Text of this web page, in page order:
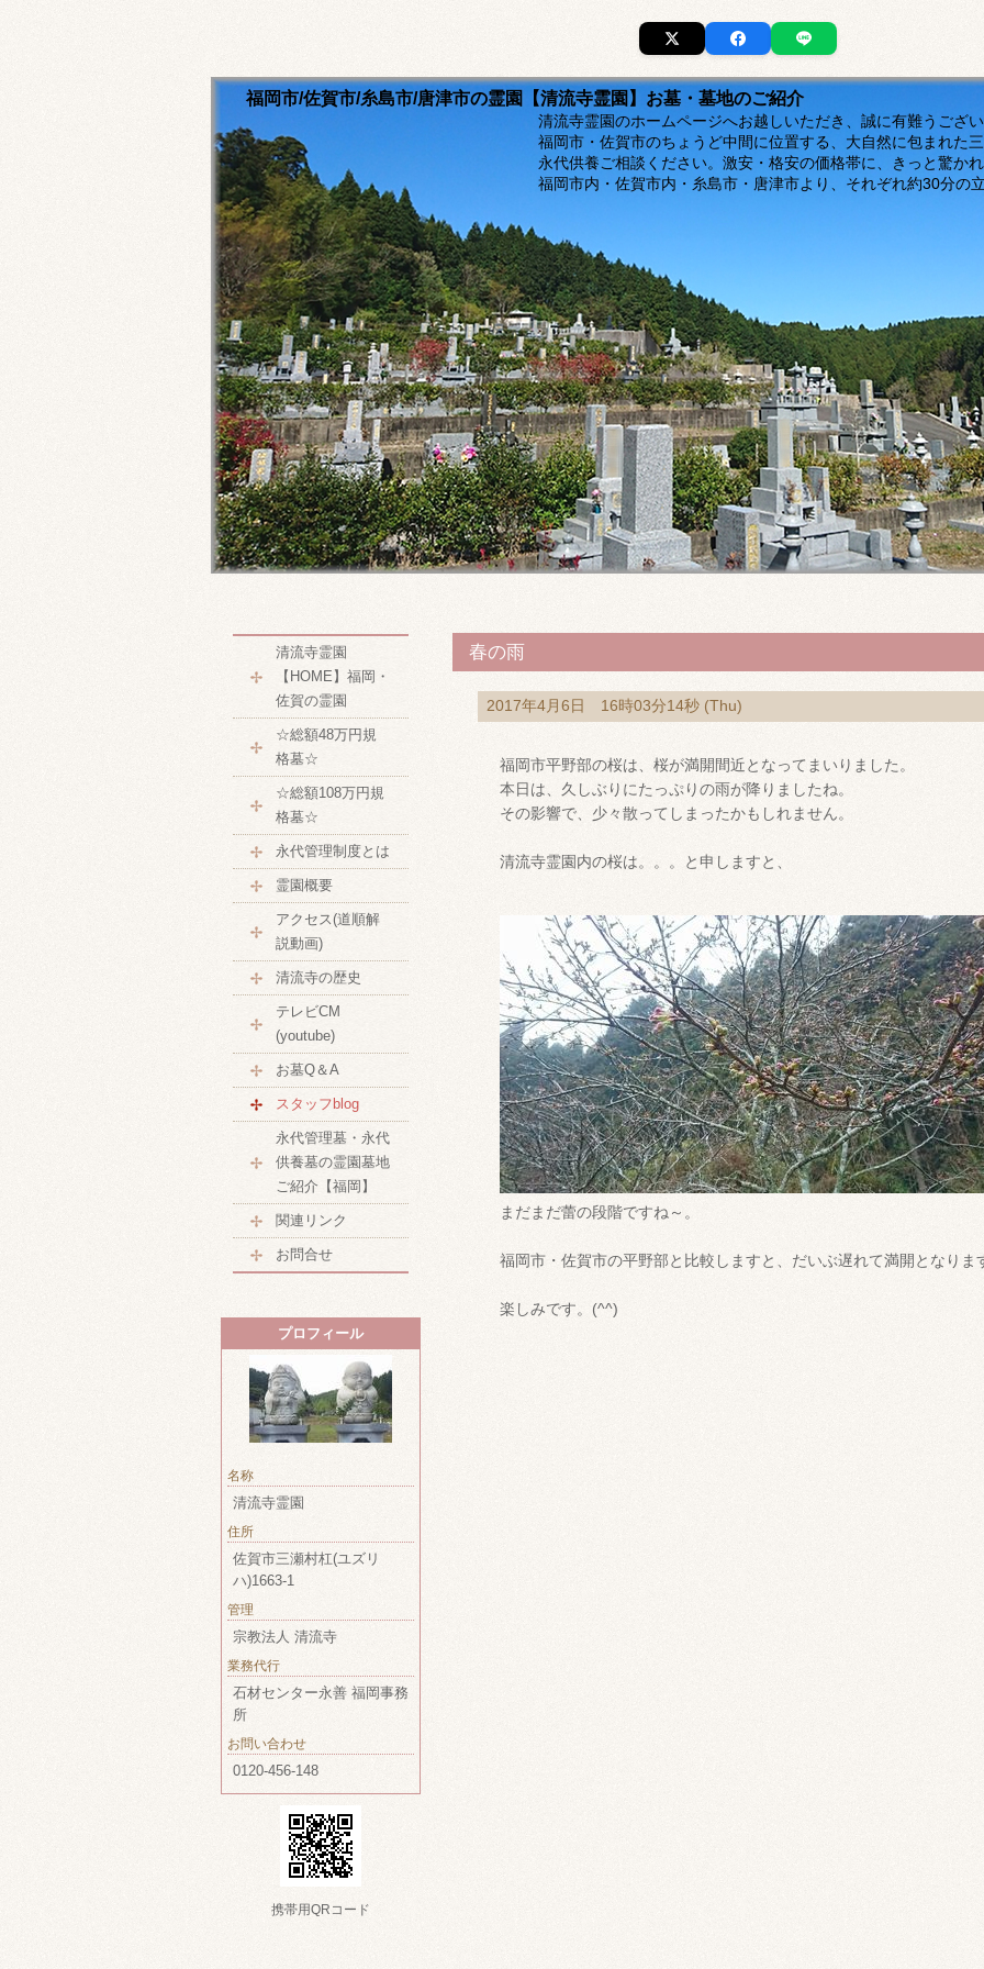
福岡市/佐賀市/糸島市/唐津市の霊園【清流寺霊園】お墓・墓地のご紹介
清流寺霊園のホームページへお越しいただき、誠に有難うございま
福岡市・佐賀市のちょうど中間に位置する、大自然に包まれた
永代供養ご相談ください。激安・格安の価格帯に、きっと驚かれるは
福岡市内・佐賀市内・糸島市・唐津市より、それぞれ約30分の立地
春の雨
2017年4月6日 16時03分14秒 (Thu)
福岡市平野部の桜は、桜が満開間近となってまいりました。
本日は、久しぶりにたっぷりの雨が降りましたね。
その影響で、少々散ってしまったかもしれません。
清流寺霊園内の桜は。。。と申しますと、
まだまだ蕾の段階ですね～。
福岡市・佐賀市の平野部と比較しますと、だいぶ遅れて満開となりま
楽しみです。(^^)
清流寺霊園
【HOME】福岡・
佐賀の霊園
☆総額48万円規
格墓☆
☆総額108万円規
格墓☆
永代管理制度とは
霊園概要
アクセス(道順解
説動画)
清流寺の歴史
テレビCM
(youtube)
お墓Q＆A
スタッフblog
永代管理墓・永代
供養墓の霊園墓地
ご紹介【福岡】
関連リンク
お問合せ
プロフィール
名称
清流寺霊園
住所
佐賀市三瀬村杠(ユズリ
ハ)1663-1
管理
宗教法人 清流寺
業務代行
石材センター永善 福岡事務
所
お問い合わせ
0120-456-148
携帯用QRコード